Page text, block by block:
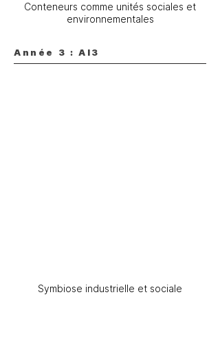
Conteneurs comme unités sociales et
environnementales
Année 3 : AI3
Symbiose industrielle et sociale